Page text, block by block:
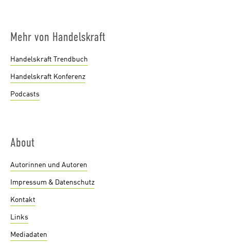
Mehr von Handelskraft
Handelskraft Trendbuch
Handelskraft Konferenz
Podcasts
About
Autorinnen und Autoren
Impressum & Datenschutz
Kontakt
Links
Mediadaten